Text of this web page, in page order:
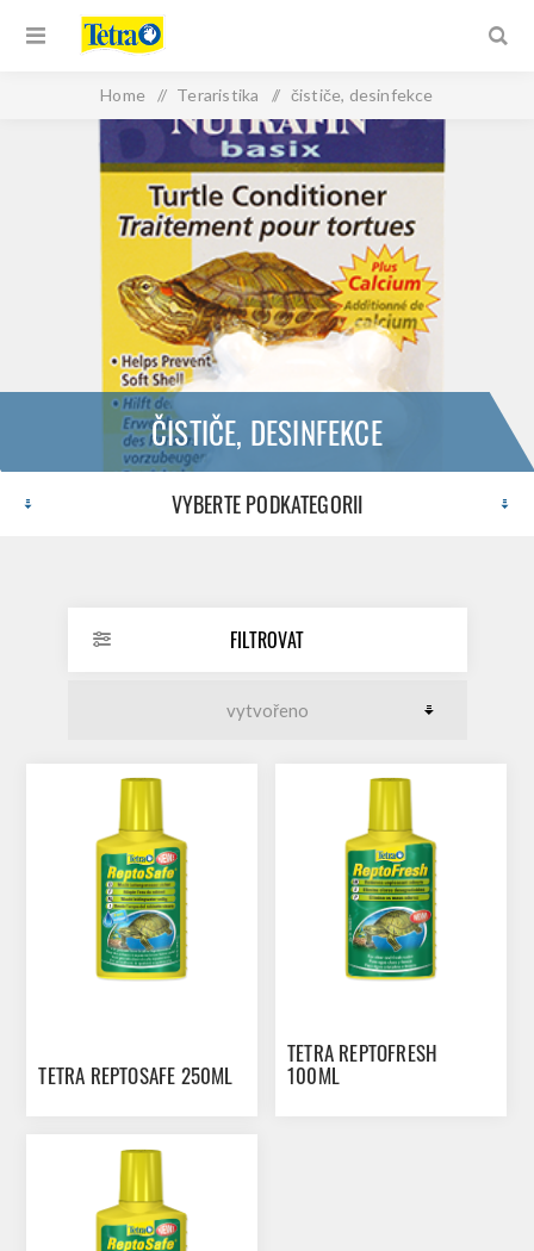
Home / Teraristika / čističe, desinfekce
ČISTIČE, DESINFEKCE
VYBERTE PODKATEGORII
FILTROVAT
TETRA REPTOSAFE 250ML
TETRA REPTOFRESH
100ML